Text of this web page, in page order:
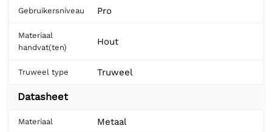
Gebruikersniveau Pro
Materiaal
handvat(ten)
Hout
Truweel type Truweel
Datasheet
Materiaal Metaal